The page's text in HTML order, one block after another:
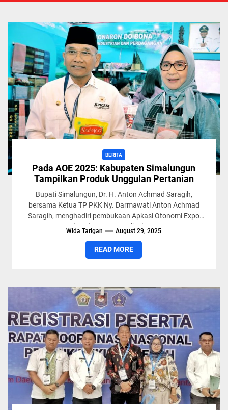
BERITA
Pada AOE 2025: Kabupaten Simalungun
Tampilkan Produk Unggulan Pertanian
Bupati Simalungun, Dr. H. Anton Achmad Saragih,
bersama Ketua TP PKK Ny. Darmawati Anton Achmad
Saragih, menghadiri pembukaan Apkasi Otonomi Expo
(AOE) 2025 yang digelar...
Wida Tarigan August 29, 2025
READ MORE